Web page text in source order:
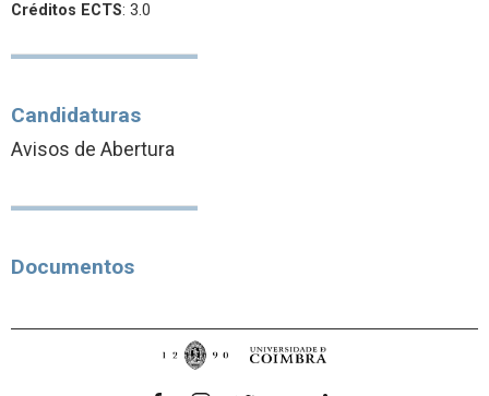
Créditos ECTS: 3.0
Candidaturas
Avisos de Abertura
Documentos